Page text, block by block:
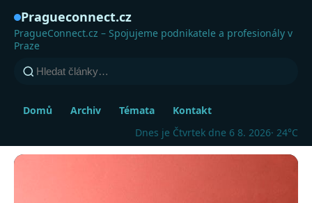
Pragueconnect.cz
PragueConnect.cz – Spojujeme podnikatele a profesionály v
Praze
Domů Archiv Témata
Kontakt
Dnes je Čtvrtek dne 6 8. 2026· 24°C